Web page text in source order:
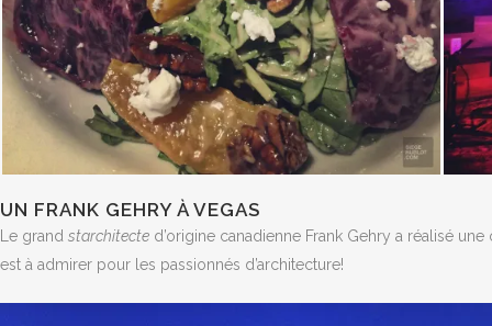
UN FRANK GEHRY À VEGAS
Le grand starchitecte d’origine canadienne Frank Gehry a réalisé
est à admirer pour les passionnés d’architecture!